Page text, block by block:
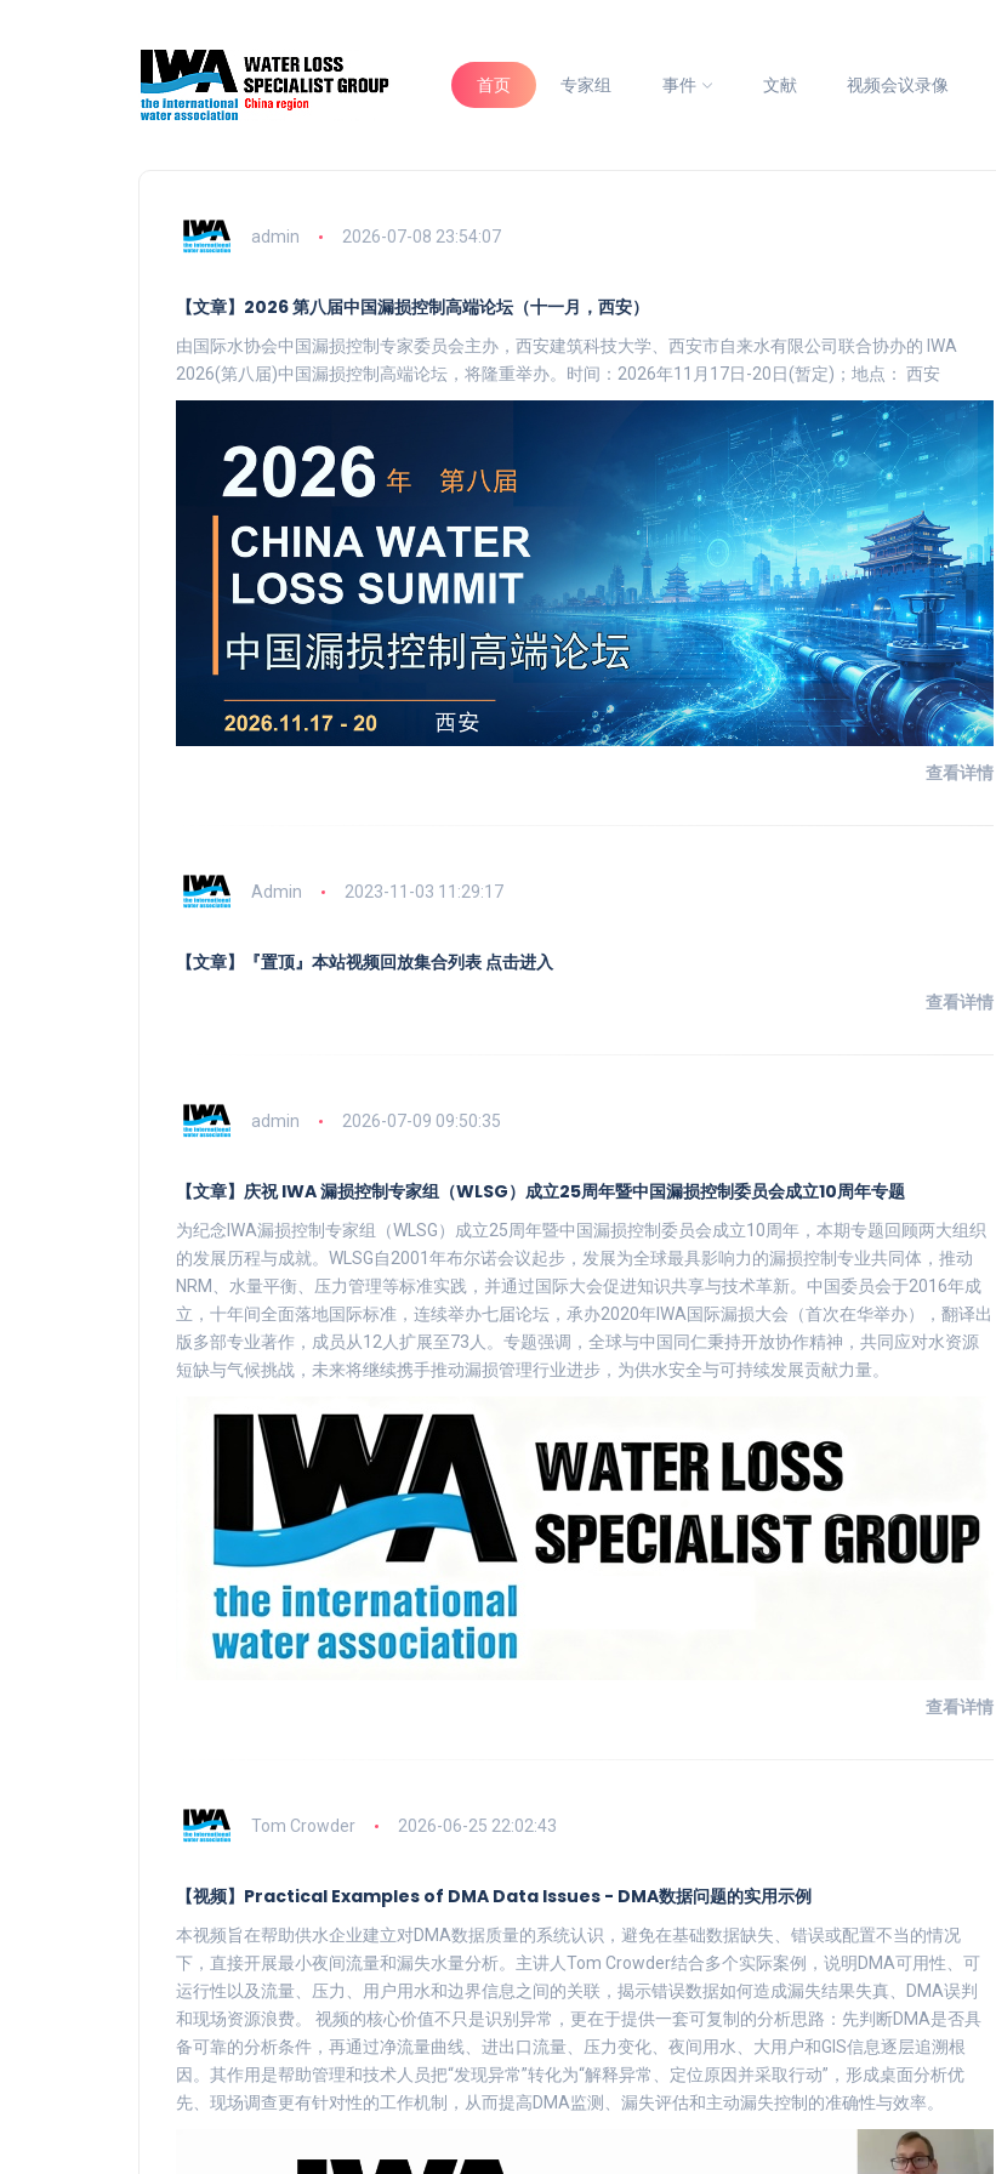
首页 专家组 事件 文献 视频会议录像
admin 2026-07-08 23:54:07
【文章】2026 第八届中国漏损控制高端论坛（十一月，西安）
由国际水协会中国漏损控制专家委员会主办，西安建筑科技大学、西安市自来水有限公司联合协办的 IWA
2026(第八届)中国漏损控制高端论坛，将隆重举办。时间：2026年11月17日-20日(暂定)；地点： 西安
查看详情
Admin 2023-11-03 11:29:17
【文章】『置顶』本站视频回放集合列表 点击进入
查看详情
admin 2026-07-09 09:50:35
【文章】庆祝 IWA 漏损控制专家组（WLSG）成立25周年暨中国漏损控制委员会成立10周年专题
为纪念IWA漏损控制专家组（WLSG）成立25周年暨中国漏损控制委员会成立10周年，本期专题回顾两大组织
的发展历程与成就。WLSG自2001年布尔诺会议起步，发展为全球最具影响力的漏损控制专业共同体，推动
NRM、水量平衡、压力管理等标准实践，并通过国际大会促进知识共享与技术革新。中国委员会于2016年成
立，十年间全面落地国际标准，连续举办七届论坛，承办2020年IWA国际漏损大会（首次在华举办），翻译出
版多部专业著作，成员从12人扩展至73人。专题强调，全球与中国同仁秉持开放协作精神，共同应对水资源
短缺与气候挑战，未来将继续携手推动漏损管理行业进步，为供水安全与可持续发展贡献力量。
查看详情
Tom Crowder 2026-06-25 22:02:43
【视频】Practical Examples of DMA Data Issues - DMA数据问题的实用示例
本视频旨在帮助供水企业建立对DMA数据质量的系统认识，避免在基础数据缺失、错误或配置不当的情况
下，直接开展最小夜间流量和漏失水量分析。主讲人Tom Crowder结合多个实际案例，说明DMA可用性、可
运行性以及流量、压力、用户用水和边界信息之间的关联，揭示错误数据如何造成漏失结果失真、DMA误判
和现场资源浪费。 视频的核心价值不只是识别异常，更在于提供一套可复制的分析思路：先判断DMA是否具
备可靠的分析条件，再通过净流量曲线、进出口流量、压力变化、夜间用水、大用户和GIS信息逐层追溯根
因。其作用是帮助管理和技术人员把“发现异常”转化为“解释异常、定位原因并采取行动”，形成桌面分析优
先、现场调查更有针对性的工作机制，从而提高DMA监测、漏失评估和主动漏失控制的准确性与效率。